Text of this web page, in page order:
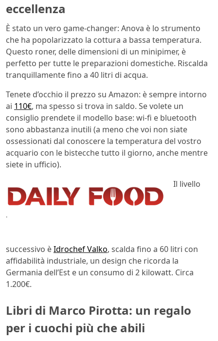
eccellenza
È stato un vero game-changer: Anova è lo strumento
che ha popolarizzato la cottura a bassa temperatura.
Questo roner, delle dimensioni di un minipimer, è
perfetto per tutte le preparazioni domestiche. Riscalda
tranquillamente fino a 40 litri di acqua.
Tenete d’occhio il prezzo su Amazon: è sempre intorno
ai 110€, ma spesso si trova in saldo. Se volete un
consiglio prendete il modello base: wi-fi e bluetooth
sono abbastanza inutili (a meno che voi non siate
ossessionati dal conoscere la temperatura del vostro
acquario con le bistecche tutto il giorno, anche mentre
siete in ufficio).
.
Il livello
successivo èIdrochef Valko, scalda fino a 60 litri con
affidabilità industriale, un design che ricorda la
Germania dell’Est e un consumo di 2 kilowatt. Circa
1.200€.
Libri di Marco Pirotta: un regalo
per i cuochi più che abili